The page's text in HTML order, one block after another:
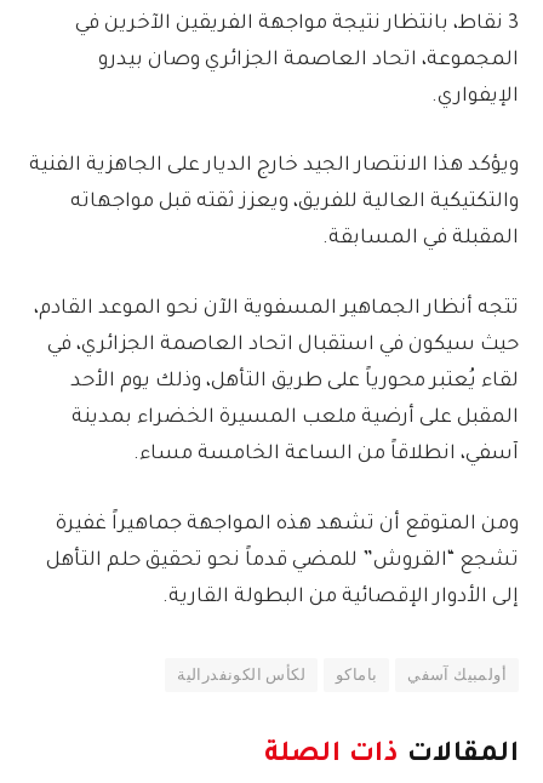
3 نقاط، بانتظار نتيجة مواجهة الفريقين الآخرين في
المجموعة، اتحاد العاصمة الجزائري وصان بيدرو
الإيفواري.
ويؤكد هذا الانتصار الجيد خارج الديار على الجاهزية الفنية
والتكتيكية العالية للفريق، ويعزز ثقته قبل مواجهاته
المقبلة في المسابقة.
تتجه أنظار الجماهير المسفوية الآن نحو الموعد القادم،
حيث سيكون في استقبال اتحاد العاصمة الجزائري، في
لقاء يُعتبر محورياً على طريق التأهل، وذلك يوم الأحد
المقبل على أرضية ملعب المسيرة الخضراء بمدينة
آسفي، انطلاقاً من الساعة الخامسة مساء.
ومن المتوقع أن تشهد هذه المواجهة جماهيراً غفيرة
تشجع “القروش” للمضي قدماً نحو تحقيق حلم التأهل
إلى الأدوار الإقصائية من البطولة القارية.
أولمبيك آسفي باماكو لكأس الكونفدرالية
المقالات ذات الصلة